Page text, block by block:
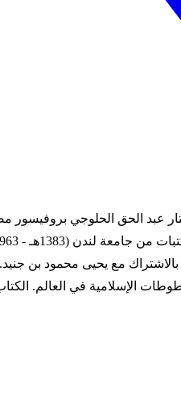
العالمية في الدراسات الإسلامية سنة 1418هـ
الإسلامية في العالم.